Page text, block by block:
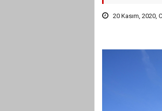
20 Kasım, 2020,